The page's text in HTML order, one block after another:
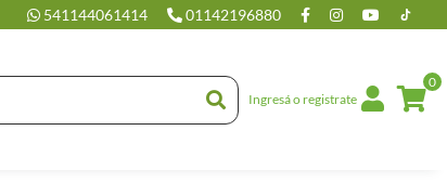
541144061414 01142196880
Ingresá o registrate
0